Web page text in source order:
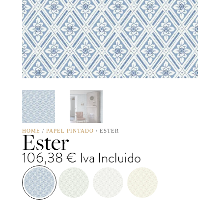
HOME / PAPEL PINTADO / ESTER
Ester
106,38 € Iva Incluido